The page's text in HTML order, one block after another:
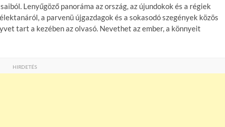
Lenyűgöző panoráma az ország, az újundokok és a régiek
a parvenü újgazdagok és a sokasodó szegények közös
tart a kezében az olvasó. Nevethet az ember, a könnyeit
HIRDETÉS